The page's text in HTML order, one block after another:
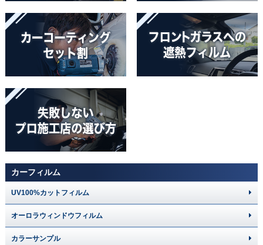
カーフィルム
UV100%カットフィルム
オーロラウィンドウフィルム
カラーサンプル